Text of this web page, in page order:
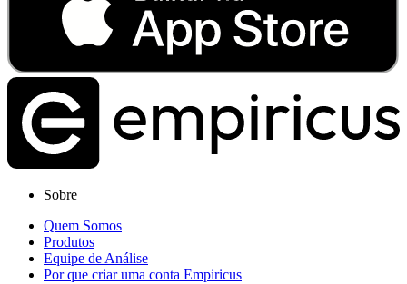
Sobre
Quem Somos
Produtos
Equipe de Análise
Por que criar uma conta Empiricus